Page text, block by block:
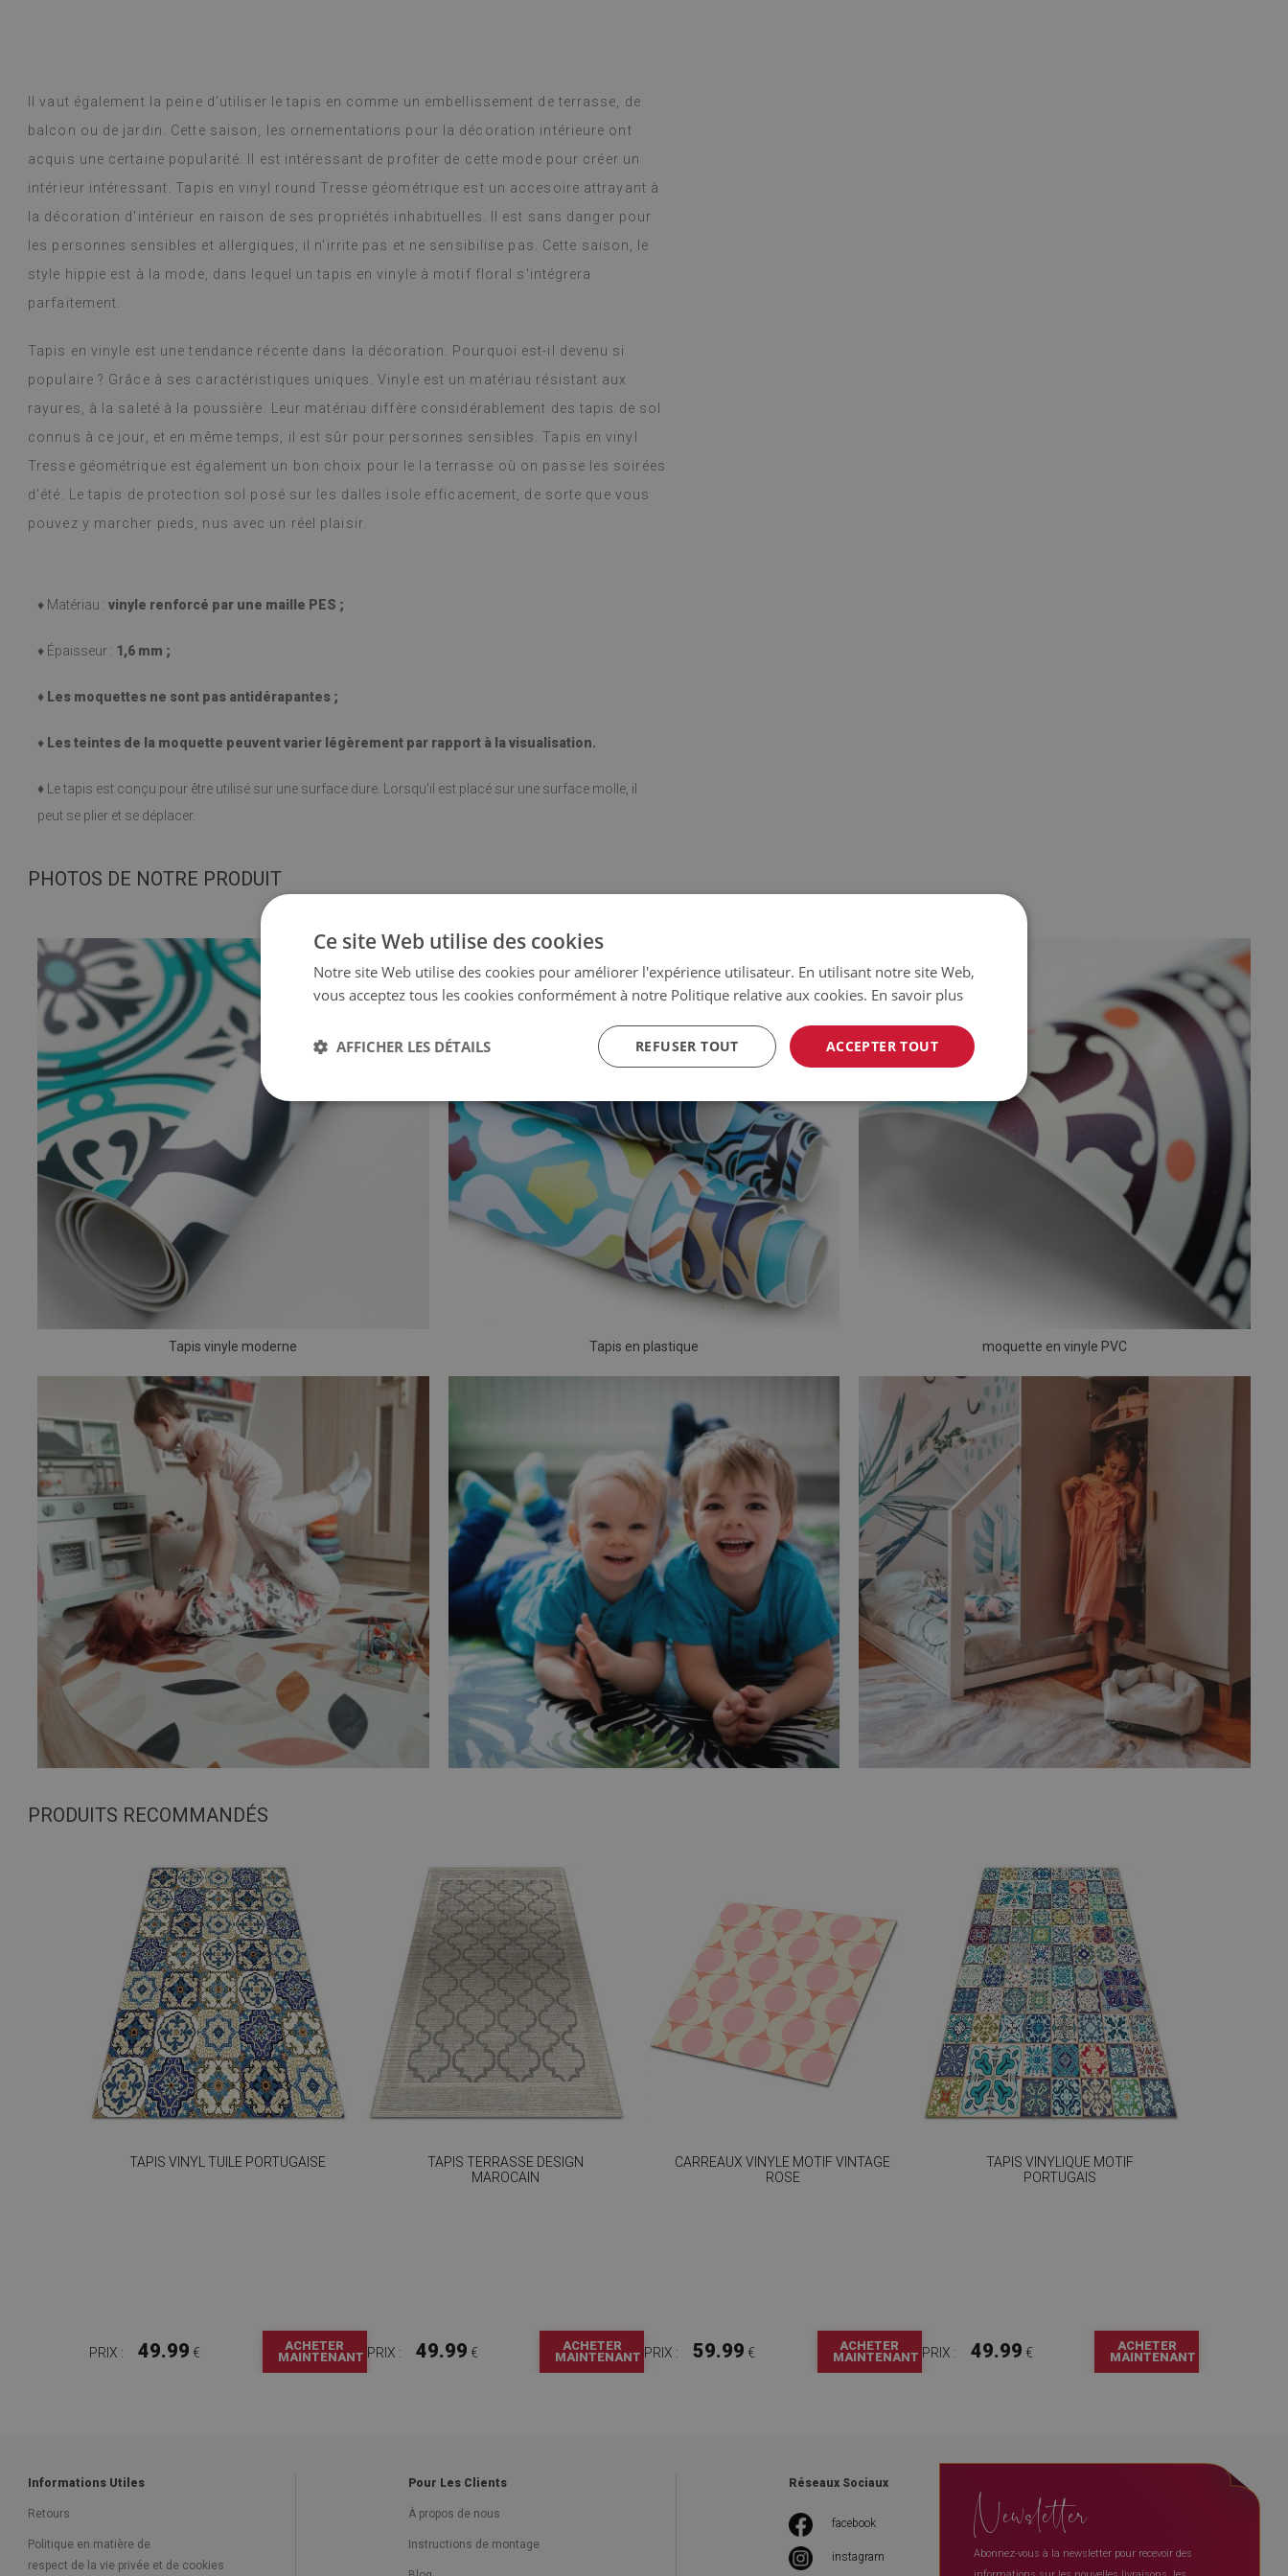
Il vaut également la peine d'utiliser le tapis en comme un embellissement de terrasse, de
balcon ou de jardin. Cette saison, les ornementations pour la décoration intérieure ont
acquis une certaine popularité. Il est intéressant de profiter de cette mode pour créer un
intérieur intéressant. Tapis en vinyl round Tresse géométrique est un accesoire attrayant à
la décoration d'intérieur en raison de ses propriétés inhabituelles. Il est sans danger pour
les personnes sensibles et allergiques, il n'irrite pas et ne sensibilise pas. Cette saison, le
style hippie est à la mode, dans lequel un tapis en vinyle à motif floral s'intégrera
parfaitement.
Tapis en vinyle est une tendance récente dans la décoration. Pourquoi est-il devenu si
populaire ? Grâce à ses caractéristiques uniques. Vinyle est un matériau résistant aux
rayures, à la saleté à la poussière. Leur matériau diffère considérablement des tapis de sol
connus à ce jour, et en même temps, il est sûr pour personnes sensibles. Tapis en vinyl
Tresse géométrique est également un bon choix pour le la terrasse où on passe les soirées
d'été. Le tapis de protection sol posé sur les dalles isole efficacement, de sorte que vous
pouvez y marcher pieds, nus avec un réel plaisir.
♦ Matériau : vinyle renforcé par une maille PES ;
♦ Épaisseur : 1,6 mm ;
♦ Les moquettes ne sont pas antidérapantes ;
♦ Les teintes de la moquette peuvent varier légèrement par rapport à la visualisation.
♦ Le tapis est conçu pour être utilisé sur une surface dure. Lorsqu'il est placé sur une surface molle, il
peut se plier et se déplacer.
PHOTOS DE NOTRE PRODUIT
Tapis vinyle moderne Tapis en plastique moquette en vinyle PVC
PRODUITS RECOMMANDÉS
TAPIS VINYL TUILE PORTUGAISE
PRIX : 49.99 €
ACHETER
MAINTENANT
TAPIS TERRASSE DESIGN
MAROCAIN
PRIX : 49.99 €
ACHETER
MAINTENANT
CARREAUX VINYLE MOTIF VINTAGE
ROSE
PRIX : 59.99 €
ACHETER
MAINTENANT
TAPIS VINYLIQUE MOTIF
PORTUGAIS
PRIX : 49.99 €
ACHETER
MAINTENANT
Informations Utiles
Retours
Politique en matière de
respect de la vie privée et de cookies
Pour Les Clients
À propos de nous
Instructions de montage
Réseaux Sociaux
facebook
instagram
Newsletter
Abonnez-vous à la newsletter pour recevoir des
Ce site Web utilise des cookies
Notre site Web utilise des cookies pour améliorer l'expérience utilisateur. En utilisant notre site Web,
vous acceptez tous les cookies conformément à notre Politique relative aux cookies. En savoir plus
ACCEPTER TOUT
REFUSER TOUT
AFFICHER LES DÉTAILS